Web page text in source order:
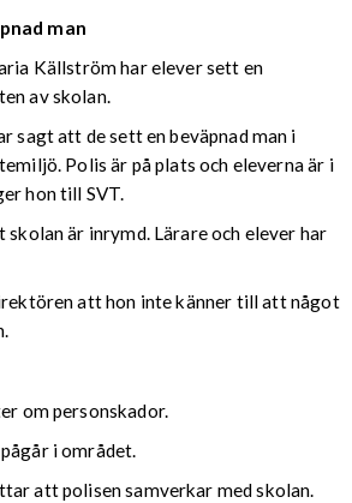
man
Källström har elever sett en
av skolan.
sagt att de sett en beväpnad man i
Polis är på plats och eleverna är i
hon till SVT.
är inrymd. Lärare och elever har
att hon inte känner till att något
om personskador.
i området.
att polisen samverkar med skolan.